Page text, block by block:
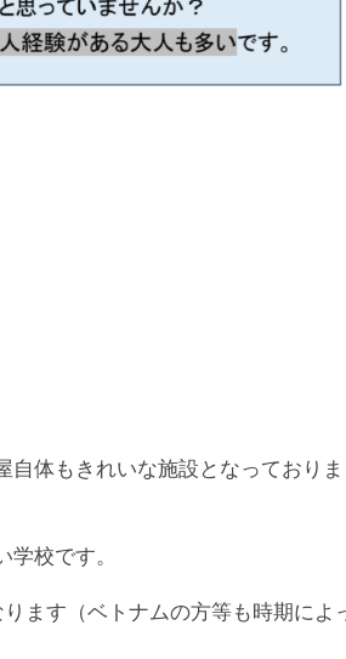
体もきれいな施設となっておりま
校です。
ます（ベトナムの方等も時期によ